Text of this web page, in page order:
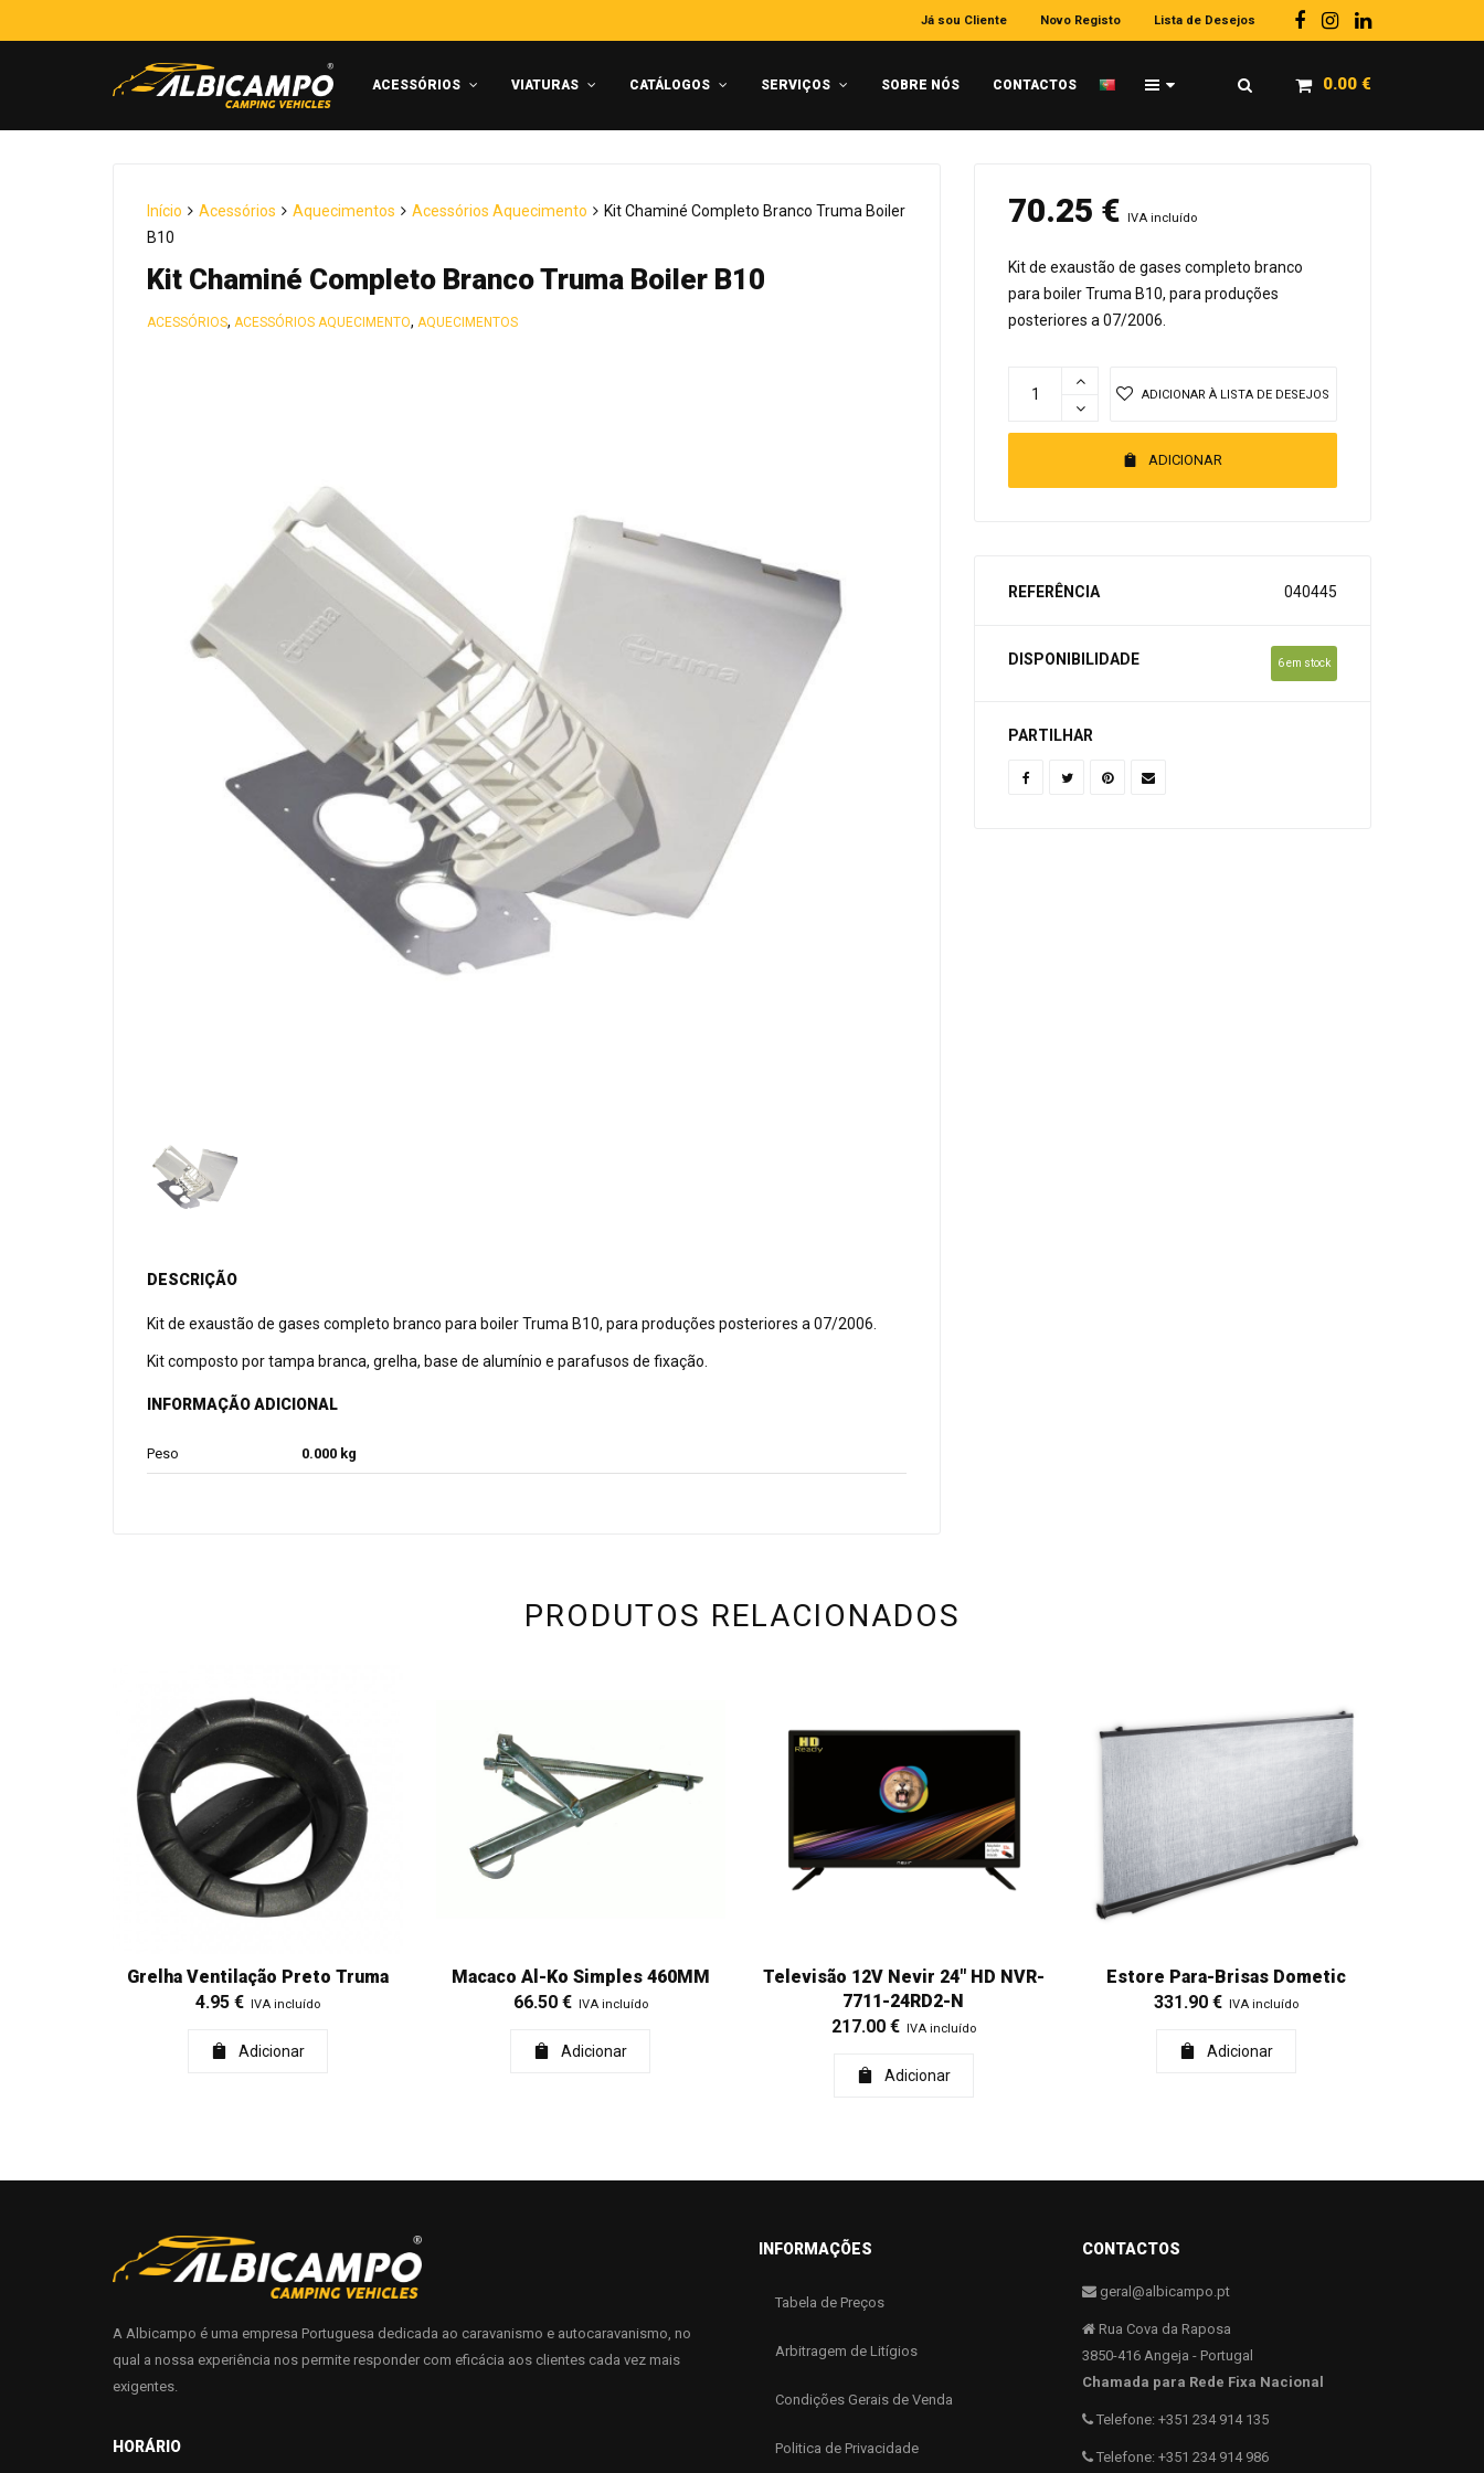
Já sou Cliente Novo Registo Lista de Desejos
ACESSÓRIOS VIATURAS CATÁLOGOS SERVIÇOS SOBRE NÓS CONTACTOS 0.00 €
Início Acessórios Aquecimentos Acessórios Aquecimento
Kit Chaminé Completo Branco Truma Boiler
B10
Kit Chaminé Completo Branco Truma Boiler B10
ACESSÓRIOS, ACESSÓRIOS AQUECIMENTO, AQUECIMENTOS
DESCRIÇÃO
Kit de exaustão de gases completo branco para boiler Truma B10, para produções posteriores a 07/2006.
Kit composto por tampa branca, grelha, base de alumínio e parafusos de fixação.
INFORMAÇÃO ADICIONAL
Peso 0.000 kg
70.25 € IVA incluído
Kit de exaustão de gases completo branco
para boiler Truma B10, para produções
posteriores a 07/2006.
ADICIONAR
ADICIONAR À LISTA DE DESEJOS
REFERÊNCIA 040445
DISPONIBILIDADE 6 em stock
PARTILHAR
PRODUTOS RELACIONADOS
Grelha Ventilação Preto Truma
4.95 € IVA incluído
Adicionar
Macaco Al-Ko Simples 460MM
66.50 € IVA incluído
Adicionar
Televisão 12V Nevir 24" HD NVR-
7711-24RD2-N
217.00 € IVA incluído
Adicionar
Estore Para-Brisas Dometic
331.90€ IVA incluído
Adicionar
A Albicampo é uma empresa Portuguesa dedicada ao caravanismo e autocaravanismo, no
qual a nossa experiência nos permite responder com eficácia aos clientes cada vez mais
exigentes.
HORÁRIO
INFORMAÇÕES
Tabela de Preços
Arbitragem de Litígios
Condições Gerais de Venda
Politica de Privacidade
CONTACTOS
geral@albicampo.pt
Rua Cova da Raposa
3850-416 Angeja - Portugal
Chamada para Rede Fixa Nacional
Telefone: +351 234 914 135
Telefone: +351 234 914 986